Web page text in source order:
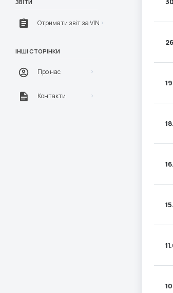
ЗВІТИ
Отримати звіт за VIN
ІНШІ СТОРІНКИ
Про нас
Контакти